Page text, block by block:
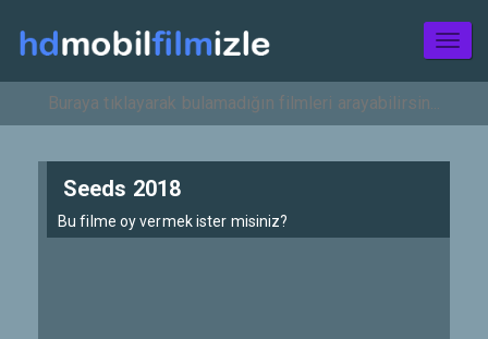
Seeds 2018
Bu filme oy vermek ister misiniz?